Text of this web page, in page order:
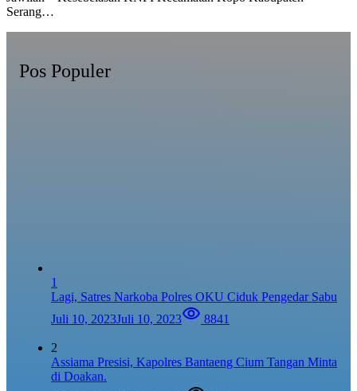
Serang…
Pos Populer
1
Lagi, Satres Narkoba Polres OKU Ciduk Pengedar Sabu
Juli 10, 2023Juli 10, 2023 8841
2
Assiama Presisi, Kapolres Bantaeng Cium Tangan Minta
di Doakan.